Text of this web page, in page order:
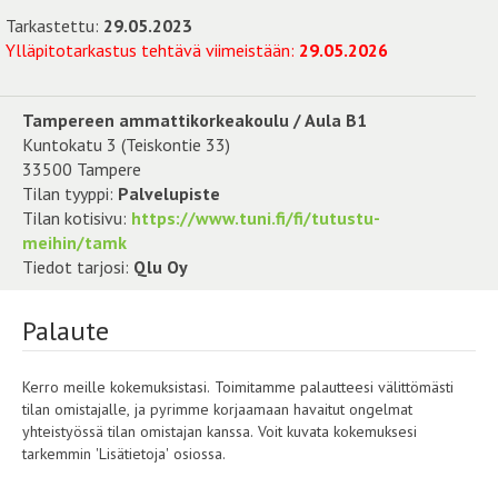
Tarkastettu: 29.05.2023
Ylläpitotarkastus tehtävä viimeistään: 29.05.2026
Tampereen ammattikorkeakoulu / Aula B1
Kuntokatu 3 (Teiskontie 33)
33500 Tampere
Tilan tyyppi: Palvelupiste
Tilan kotisivu: https://www.tuni.fi/fi/tutustu-
meihin/tamk
Tiedot tarjosi: Qlu Oy
Palaute
Kerro meille kokemuksistasi. Toimitamme palautteesi välittömästi
tilan omistajalle, ja pyrimme korjaamaan havaitut ongelmat
yhteistyössä tilan omistajan kanssa. Voit kuvata kokemuksesi
tarkemmin 'Lisätietoja' osiossa.